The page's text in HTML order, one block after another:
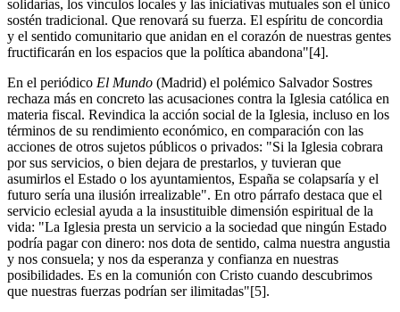
solidarias, los vínculos locales y las iniciativas mutuales son el único
sostén tradicional. Que renovará su fuerza. El espíritu de concordia
y el sentido comunitario que anidan en el corazón de nuestras gentes
fructificarán en los espacios que la política abandona"[4].
En el periódico El Mundo (Madrid) el polémico Salvador Sostres
rechaza más en concreto las acusaciones contra la Iglesia católica en
materia fiscal. Revindica la acción social de la Iglesia, incluso en los
términos de su rendimiento económico, en comparación con las
acciones de otros sujetos públicos o privados: "Si la Iglesia cobrara
por sus servicios, o bien dejara de prestarlos, y tuvieran que
asumirlos el Estado o los ayuntamientos, España se colapsaría y el
futuro sería una ilusión irrealizable". En otro párrafo destaca que el
servicio eclesial ayuda a la insustituible dimensión espiritual de la
vida: "La Iglesia presta un servicio a la sociedad que ningún Estado
podría pagar con dinero: nos dota de sentido, calma nuestra angustia
y nos consuela; y nos da esperanza y confianza en nuestras
posibilidades. Es en la comunión con Cristo cuando descubrimos
que nuestras fuerzas podrían ser ilimitadas"[5].